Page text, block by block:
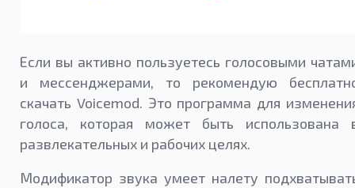
Если вы активно пользуетесь голосовыми
и мессенджерами, то рекомендую
скачать Voicemod. Это программа для
голоса, которая может быть использована
развлекательных и рабочих целях.
Модификатор звука умеет налету